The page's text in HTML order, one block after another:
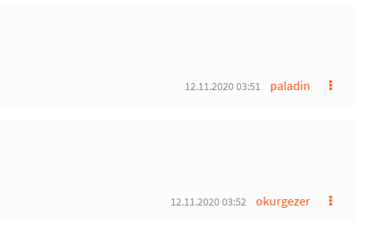
paladin
12.11.2020 03:51
okurgezer
12.11.2020 03:52